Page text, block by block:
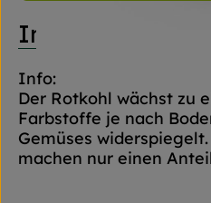
Info
Info:
Der Rotkohl wächst zu
Farbstoffe je nach
Gemüses
machen nur einen